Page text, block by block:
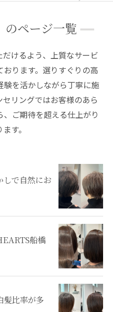
のページ一覧
けるよう、上質なサービ
ります。選りすぐりの高
を活かしながら丁寧に施
リングではお客様のあら
ご期待を超える仕上がり
す。
しで自然にお
船橋
髪比率が多